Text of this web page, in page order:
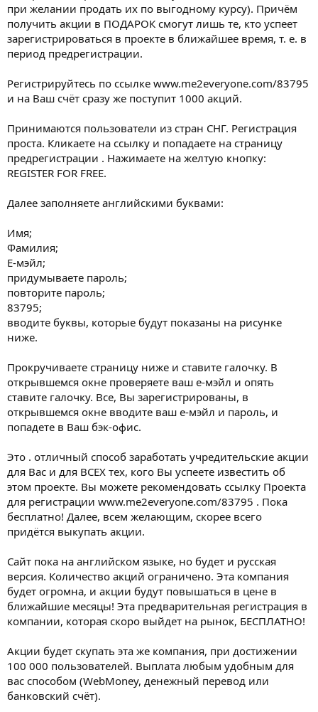
при желании продать их по выгодному курсу). Причём
получить акции в ПОДАРОК смогут лишь те, кто успеет
зарегистрироваться в проекте в ближайшее время, т. е. в
период предрегистрации.
Регистрируйтесь по ссылке www.me2everyone.com/83795
и на Ваш счёт сразу же поступит 1000 акций.
Принимаются пользователи из стран СНГ. Регистрация
проста. Кликаете на ссылку и попадаете на страницу
предрегистрации . Нажимаете на желтую кнопку:
REGISTER FOR FREE.
Далее заполняете английскими буквами:
Имя;
Фамилия;
Е-мэйл;
придумываете пароль;
повторите пароль;
83795;
вводите буквы, которые будут показаны на рисунке
ниже.
Прокручиваете страницу ниже и ставите галочку. В
открывшемся окне проверяете ваш е-мэйл и опять
ставите галочку. Все, Вы зарегистрированы, в
открывшемся окне вводите ваш е-мэйл и пароль, и
попадете в Ваш бэк-офис.
Это . отличный способ заработать учредительские акции
для Вас и для ВСЕХ тех, кого Вы успеете известить об
этом проекте. Вы можете рекомендовать ссылку Проекта
для регистрации www.me2everyone.com/83795 . Пока
бесплатно! Далее, всем желающим, скорее всего
придётся выкупать акции.
Cайт пока на английском языке, но будет и русская
версия. Количество акций ограничено. Эта компания
будет огромна, и акции будут повышаться в цене в
ближайшие месяцы! Эта предварительная регистрация в
компании, которая скоро выйдет на рынок, БЕСПЛАТНО!
Акции будет скупать эта же компания, при достижении
100 000 пользователей. Выплата любым удобным для
вас способом (WebMoney, денежный перевод или
банковский счёт).